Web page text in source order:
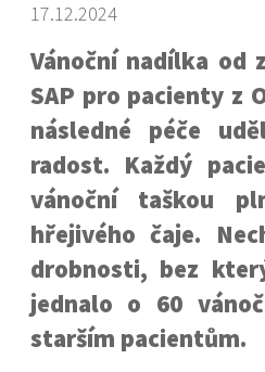
17.12.2024
Vánoční nadílka od
SAP pro pacienty z
následné péče
radost. Každý
vánoční taškou
hřejivého čaje.
drobnosti, bez
jednalo o 60
starším pacientům.